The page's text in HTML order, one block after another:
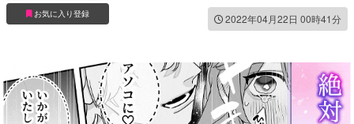
お気に入り登録
2022年04月22日 00時41分